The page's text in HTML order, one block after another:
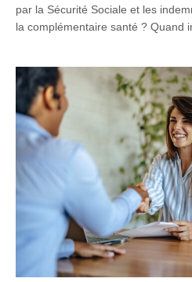
par la Sécurité Sociale et les
la complémentaire santé ? Quand